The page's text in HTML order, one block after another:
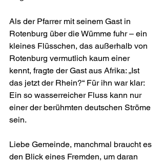
Als der Pfarrer mit seinem Gast in
Rotenburg über die Wümme fuhr – ein
kleines Flüsschen, das außerhalb von
Rotenburg vermutlich kaum einer
kennt, fragte der Gast aus Afrika: „Ist
das jetzt der Rhein?“ Für ihn war klar:
Ein so wasserreicher Fluss kann nur
einer der berühmten deutschen Ströme
sein.
Liebe Gemeinde, manchmal braucht es
den Blick eines Fremden, um daran